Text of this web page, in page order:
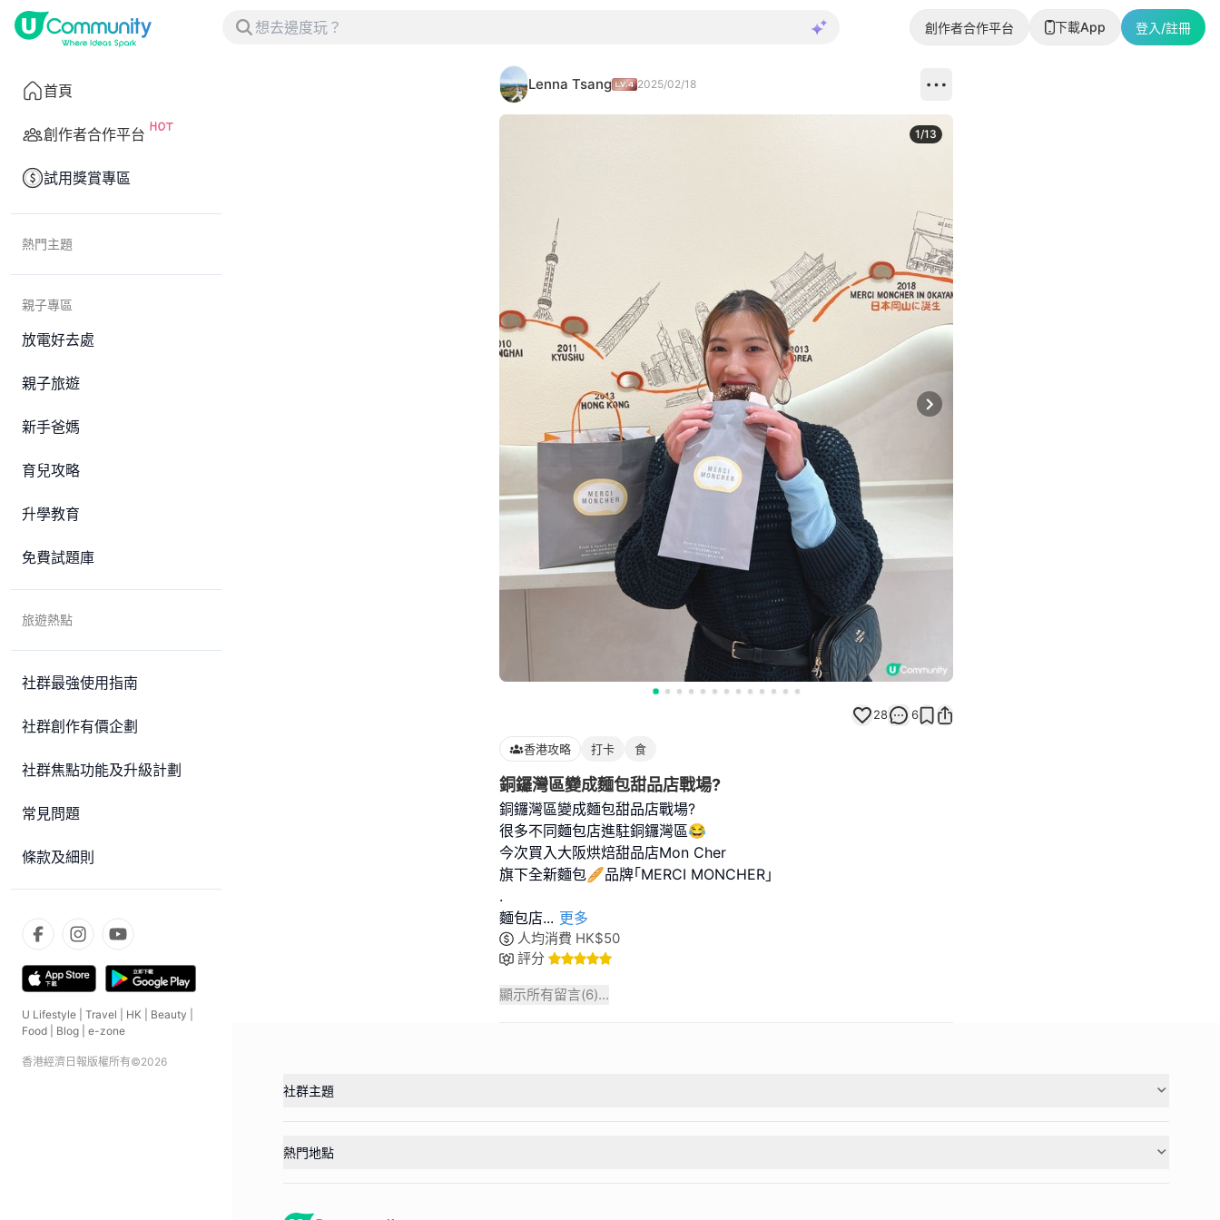
創作者合作平台 下載App 登入/註冊
首頁
創作者合作平台
試用獎賞專區
熱門主題
親子專區
放電好去處
親子旅遊
新手爸媽
育兒攻略
升學教育
免費試題庫
旅遊熱點
社群最強使用指南
社群創作有價企劃
社群焦點功能及升級計劃
常見問題
條款及細則
U Lifestyle Travel HK Beauty
Food
Blog e-zone
香港經濟日報版權所有©2026
Lenna Tsang 2025/02/18
Next slide
1/13
28 6
香港攻略 打卡 食
銅鑼灣區變成麵包甜品店戰場?
銅鑼灣區變成麵包甜品店戰場?
很多不同麵包店進駐銅鑼灣區😂
今次買入大阪烘焙甜品店Mon Cher
旗下全新麵包🥖品牌｢MERCI MONCHER｣
.
麵包店... 更多
人均消費 HK$50
評分
顯示所有留言(6)...
社群主題
熱門地點